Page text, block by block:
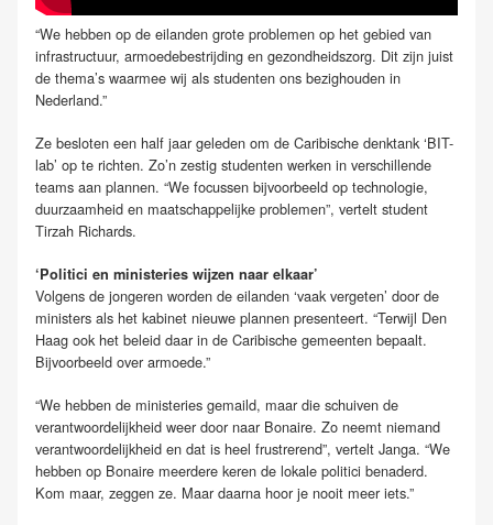
“We hebben op de eilanden grote problemen op het gebied van
infrastructuur, armoedebestrijding en gezondheidszorg. Dit zijn juist
de thema’s waarmee wij als studenten ons bezighouden in
Nederland.”
Ze besloten een half jaar geleden om de Caribische denktank ‘BIT-
lab’ op te richten. Zo’n zestig studenten werken in verschillende
teams aan plannen. “We focussen bijvoorbeeld op technologie,
duurzaamheid en maatschappelijke problemen”, vertelt student
Tirzah Richards.
‘Politici en ministeries wijzen naar elkaar’
Volgens de jongeren worden de eilanden ‘vaak vergeten’ door de
ministers als het kabinet nieuwe plannen presenteert. “Terwijl Den
Haag ook het beleid daar in de Caribische gemeenten bepaalt.
Bijvoorbeeld over armoede.”
“We hebben de ministeries gemaild, maar die schuiven de
verantwoordelijkheid weer door naar Bonaire. Zo neemt niemand
verantwoordelijkheid en dat is heel frustrerend”, vertelt Janga. “We
hebben op Bonaire meerdere keren de lokale politici benaderd.
Kom maar, zeggen ze. Maar daarna hoor je nooit meer iets.”